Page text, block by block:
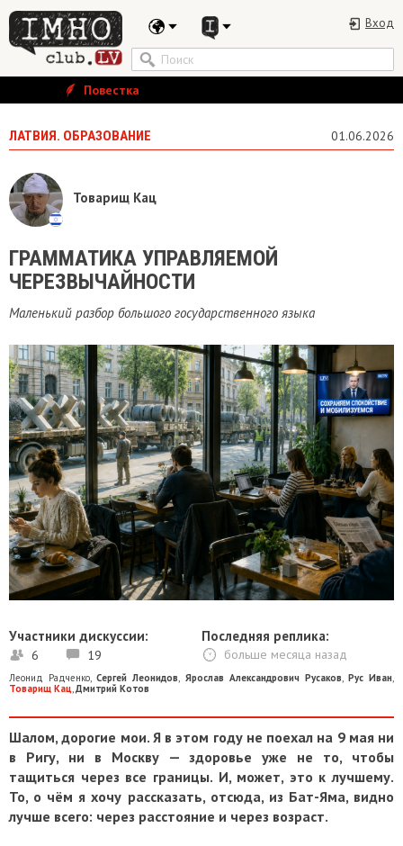
Вход
Повестка
ЛАТВИЯ. ОБРАЗОВАНИЕ 01.06.2026
Товарищ Кац
ГРАММАТИКА УПРАВЛЯЕМОЙ
ЧЕРЕЗВЫЧАЙНОСТИ
Маленький разбор большого государственного языка
Участники дискуссии:
6 19
Последняя реплика:
больше месяца назад
Леонид Радченко,Сергей Леонидов, Ярослав Александрович Русаков, Рус Иван,
Товарищ Кац,Дмитрий Котов
Шалом, дорогие мои. Я в этом году не поехал на 9 мая ни
в Ригу, ни в Москву — здоровье уже не то, чтобы
тащиться через все границы. И, может, это к лучшему.
То, о чём я хочу рассказать, отсюда, из Бат-Яма, видно
лучше всего: через расстояние и через возраст.